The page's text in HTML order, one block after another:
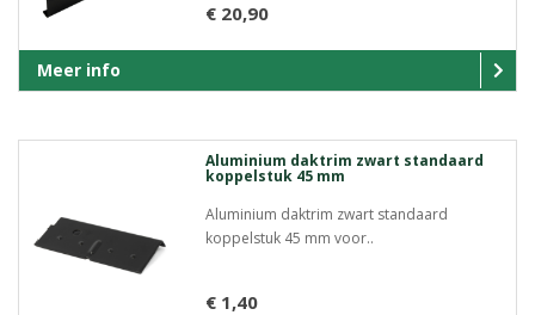
€ 20,90
Meer info
Aluminium daktrim zwart standaard
koppelstuk 45 mm
Aluminium daktrim zwart standaard
koppelstuk 45 mm voor..
€ 1,40